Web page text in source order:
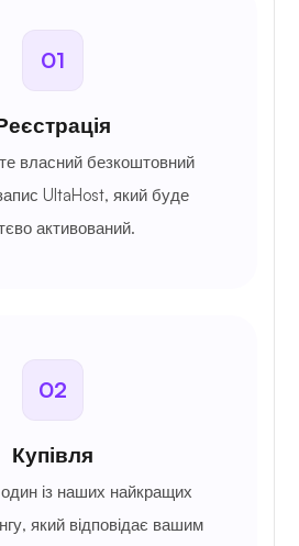
01
власний безкоштовний
UltaHost, який буде
активований.
02
Купівля
із наших найкращих
який відповідає вашим